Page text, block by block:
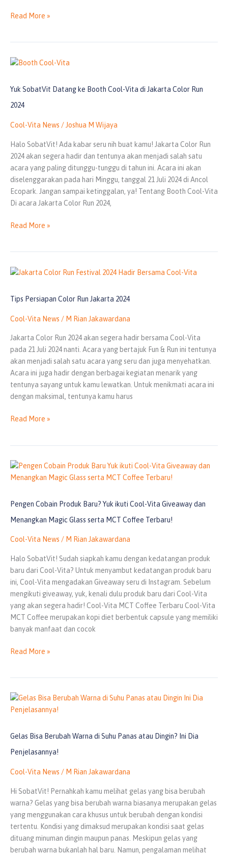
Read More »
Yuk SobatVit Datang ke Booth Cool-Vita di Jakarta Color Run
2024
Cool-Vita News / Joshua M Wijaya
Halo SobatVit! Ada kabar seru nih buat kamu! Jakarta Color Run
2024 akan segera hadir dan tentunya akan menjadi salah satu
acara yang paling ditunggu-tunggu di tahun ini. Acara ini akan
diselenggarakan pada hari Minggu, tanggal 21 Juli 2024 di Ancol
Ecopark. Jangan sampai ketinggalan, ya! Tentang Booth Cool-Vita
Di acara Jakarta Color Run 2024,
Yuk
Datang
Booth
Cool-
di
Jakarta
Color
Run
2024
Read More »
Tips Persiapan Color Run Jakarta 2024
Cool-Vita News / M Rian Jakawardana
Jakarta Color Run 2024 akan segera hadir bersama Cool-Vita
pada 21 Juli 2024 nanti. Acara yang bertajuk Fun & Run ini tentunya
akan menjadi salah satu acara yang seru dan juga menyehatkan.
Acara ini juga hadir dengan berbagai kegiatan menarik yang
tentunya sayang untuk kamu lewatkan. Untuk menikmati acara ini
dengan maksimal, tentunya kamu harus
Tips
Color
Jakarta
Read More »
Pengen Cobain Produk Baru? Yuk ikuti Cool-Vita Giveaway dan
Menangkan Magic Glass serta MCT Coffee Terbaru!
Cool-Vita News / M Rian Jakawardana
Halo SobatVit! Sudah siapkah kamu dengan kedatangan produk
baru dari Cool-Vita? Untuk menyambut kedatangan produk baru
ini, Cool-Vita mengadakan Giveaway seru di Instagram. Sebelum
mengikuti giveaway, yuk, kenali dulu produk baru dari Cool-Vita
yang akan segera hadir! Cool-Vita MCT Coffee Terbaru Cool-Vita
MCT Coffee merupakan kopi diet berbentuk capsule yang memiliki
banyak manfaat dan cocok
Pengen
Cobain
Baru?
ikuti
Cool-
Giveaway
dan
Menangkan
Magic
Glass
serta
MCT
Terbaru!
Read More »
Gelas Bisa Berubah Warna di Suhu Panas atau Dingin? Ini Dia
Penjelasannya!
Cool-Vita News / M Rian Jakawardana
Hi SobatVit! Pernahkah kamu melihat gelas yang bisa berubah
warna? Gelas yang bisa berubah warna biasanya merupakan gelas
yang menggunakan cara khusus untuk berubah dengan kondisi
tertentu. Kondisi yang dimaksud merupakan kondisi saat gelas
dituang minuman dingin maupun panas. Meskipun gelas yang
berubah warna bukanlah hal baru. Namun, pengalaman melihat
Gelas
Bisa
Warna
Suhu
Panas
Dingin?
Ini
Dia
Penjelasannya!